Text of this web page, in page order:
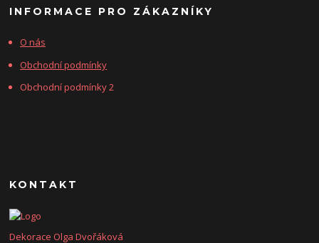
INFORMACE PRO ZÁKAZNÍKY
O nás
Obchodní podmínky
Obchodní podmínky 2
KONTAKT
Dekorace Olga Dvořáková